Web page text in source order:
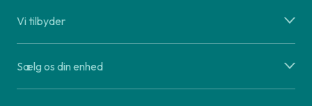
Vi tilbyder
Sælg os din enhed